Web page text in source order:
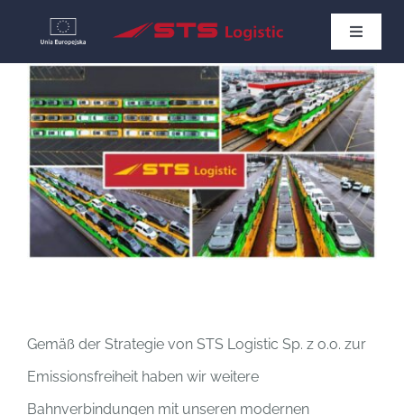
content
Toggle
STARTSEITE
NEWS
ÜBER UNS
KONTAKT
Gemäß der Strategie von STS Logistic Sp. z o.o. zur
Emissionsfreiheit haben wir weitere
Bahnverbindungen mit unseren modernen